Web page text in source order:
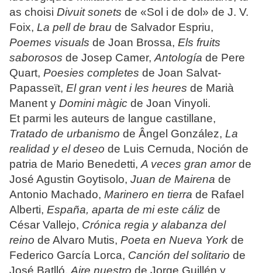
as choisi Divuit sonets de «Sol i de dol» de J. V.
Foix, La pell de brau de Salvador Espriu,
Poemes visuals de Joan Brossa, Els fruits
saborosos de Josep Camer, Antología de Pere
Quart, Poesies completes de Joan Salvat-
Papasseït, El gran vent i les heures de Marià
Manent y Domini màgic de Joan Vinyoli.
Et parmi les auteurs de langue castillane,
Tratado de urbanismo de Ângel González, La
realidad y el deseo de Luis Cernuda, Noción de
patria de Mario Benedetti, A veces gran amorde
José Agustin Goytisolo, Juan de Mairena de
Antonio Machado, Marinero en tierra de Rafael
Alberti, España, aparta de mi este cáliz de
César Vallejo, Crónica regia y alabanza del
reino de Alvaro Mutis, Poeta en Nueva York de
Federico García Lorca, Canción del solitario de
José Batlló, Aire nuestro de Jorge Guillén y